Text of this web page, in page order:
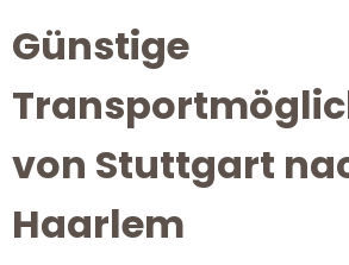
Günstige
von Stuttgart
Haarlem